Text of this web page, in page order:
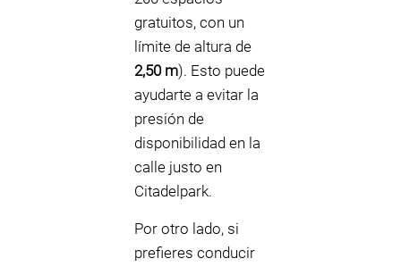
gratuitos, con un
límite de altura de
2,50 m). Esto puede
ayudarte a evitar la
presión de
disponibilidad en la
calle justo en
Citadelpark.
Por otro lado, si
prefieres conducir